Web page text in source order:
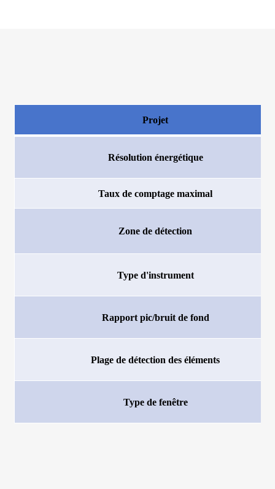
Projet
Résolution énergétique
Taux de comptage maximal
Zone de détection
Type d'instrument
Rapport pic/bruit de fond
Plage de détection des éléments
Type de fenêtre